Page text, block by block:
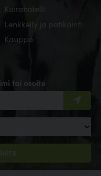
tai osoite
Koirahotelli
Lenkkeily ja patikointi
Kauppa